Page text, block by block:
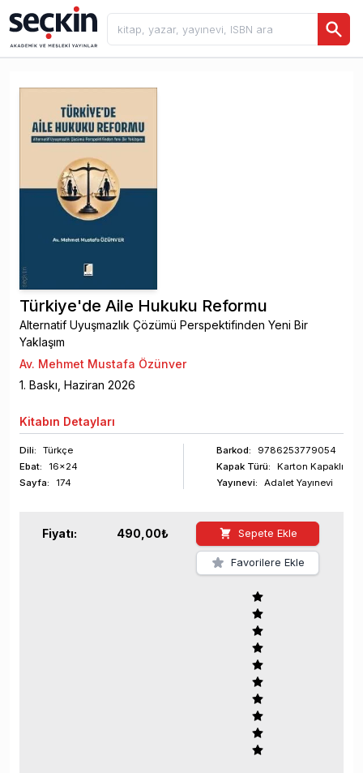
Türkiye'de Aile Hukuku Reformu
Alternatif Uyuşmazlık Çözümü Perspektifinden Yeni Bir
Yaklaşım
Av. Mehmet Mustafa Özünver
1. Baskı, Haziran 2026
Kitabın Detayları
Dili:
Türkçe
Ebat:
16x24
Sayfa: 174
Barkod:
9786253779054
Kapak Türü:
Karton Kapaklı
Yayınevi:
Adalet Yayınevi
Fiyatı: 490,00₺ Sepete Ekle
Favorilere Ekle